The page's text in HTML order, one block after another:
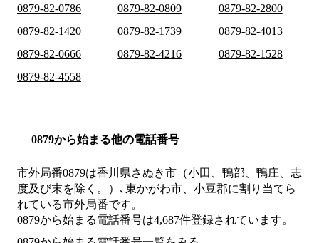
0879-82-0786
0879-82-0809
0879-82-2800
0879-82-1420
0879-82-1739
0879-82-4013
0879-82-0666
0879-82-4216
0879-82-1528
0879-82-4558
0879から始まる他の電話番号
市外局番0879は香川県さぬき市（小田、鴨部、鴨庄、志
度及び末を除く。）､東かがわ市、小豆郡に割り当てら
れている市外局番です。
0879から始まる電話番号は4,687件登録されています。